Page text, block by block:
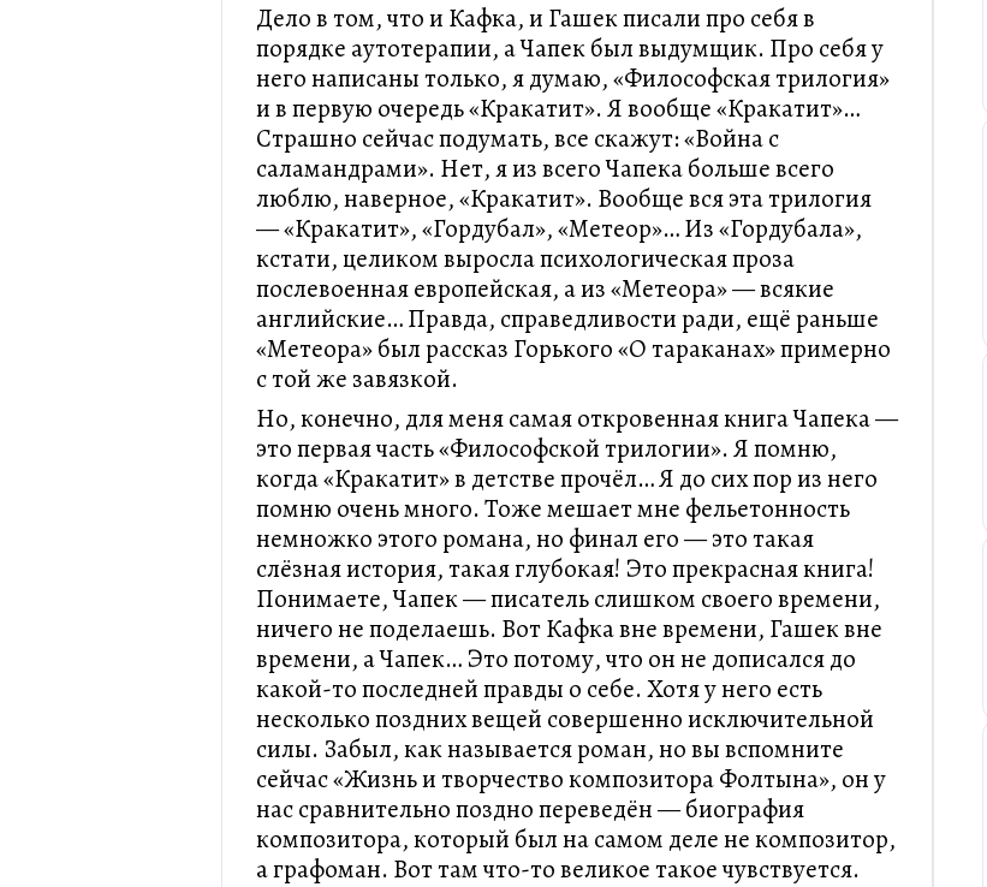
Дело в том, что и Кафка, и Гашек писали про себя в
порядке аутотерапии, а Чапек был выдумщик. Про себя у
него написаны только, я думаю, «Философская трилогия»
и в первую очередь «Кракатит». Я вообще «Кракатит»…
Страшно сейчас подумать, все скажут: «Война с
саламандрами». Нет, я из всего Чапека больше всего
люблю, наверное, «Кракатит». Вообще вся эта трилогия
— «Кракатит», «Гордубал», «Метеор»… Из «Гордубала»,
кстати, целиком выросла психологическая проза
послевоенная европейская, а из «Метеора» — всякие
английские… Правда, справедливости ради, ещё раньше
«Метеора» был рассказ Горького «О тараканах» примерно
с той же завязкой.
Но, конечно, для меня самая откровенная книга Чапека —
это первая часть «Философской трилогии». Я помню,
когда «Кракатит» в детстве прочёл… Я до сих пор из него
помню очень много. Тоже мешает мне фельетонность
немножко этого романа, но финал его — это такая
слёзная история, такая глубокая! Это прекрасная книга!
Понимаете, Чапек — писатель слишком своего времени,
ничего не поделаешь. Вот Кафка вне времени, Гашек вне
времени, а Чапек… Это потому, что он не дописался до
какой-то последней правды о себе. Хотя у него есть
несколько поздних вещей совершенно исключительной
силы. Забыл, как называется роман, но вы вспомните
сейчас «Жизнь и творчество композитора Фолтына», он у
нас сравнительно поздно переведён — биография
композитора, который был на самом деле не композитор,
а графоман. Вот там что-то великое такое чувствуется.